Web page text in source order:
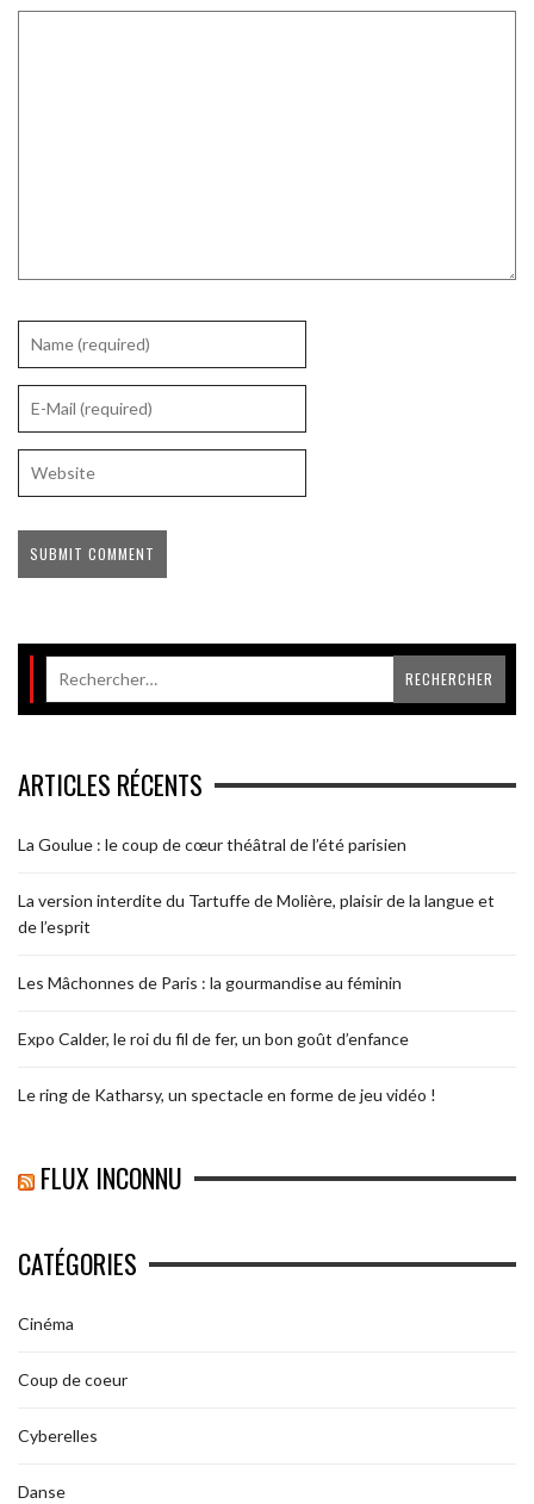
ARTICLES RÉCENTS
La Goulue : le coup de cœur théâtral de l’été parisien
La version interdite du Tartuffe de Molière, plaisir de la langue et
de l’esprit
Les Mâchonnes de Paris : la gourmandise au féminin
Expo Calder, le roi du fil de fer, un bon goût d’enfance
Le ring de Katharsy, un spectacle en forme de jeu vidéo !
FLUX INCONNU
CATÉGORIES
Cinéma
Coup de coeur
Cyberelles
Danse